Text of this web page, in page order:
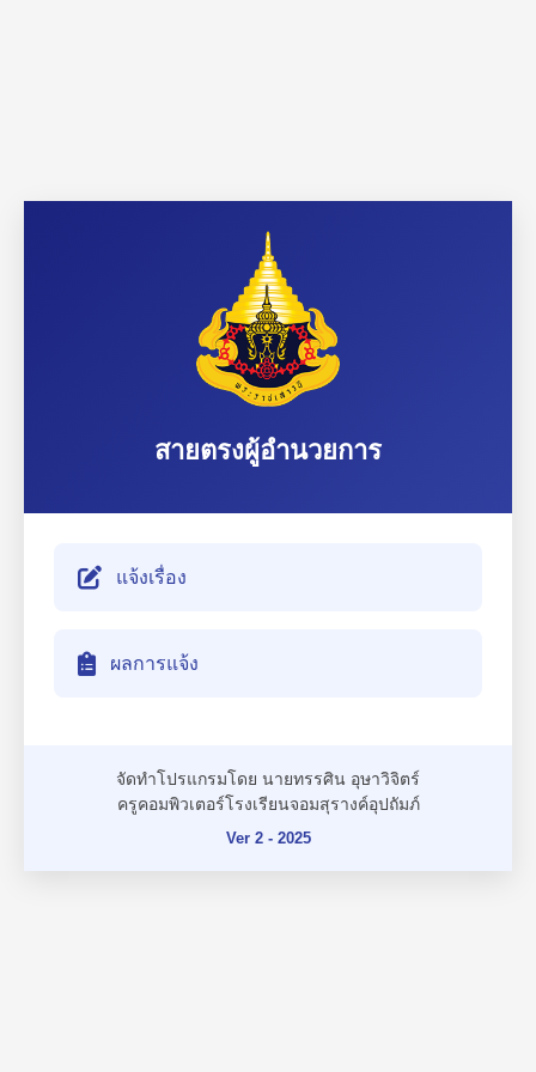
สายตรงผู้อำนวยการ
แจ้งเรื่อง
ผลการแจ้ง
จัดทำโปรแกรมโดย นายทรรศิน อุษาวิจิตร์
ครูคอมพิวเตอร์โรงเรียนจอมสุรางค์อุปถัมภ์
Ver 2 - 2025